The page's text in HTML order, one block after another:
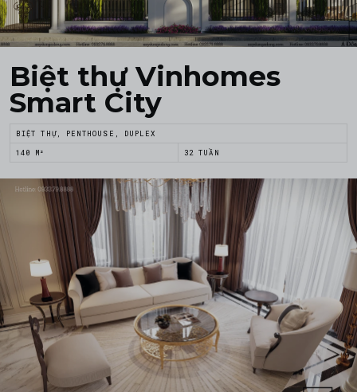
Biệt thự Vinhomes
Smart City
BIỆT THỰ, PENTHOUSE, DUPLEX
140 M² 32 TUẦN